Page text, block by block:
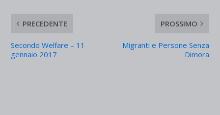
PRECEDENTE
Secondo Welfare – 11
gennaio 2017
PROSSIMO
Migranti e Persone Senza
Dimora